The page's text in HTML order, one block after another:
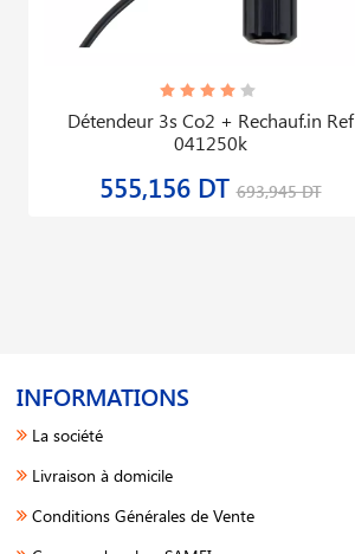
Détendeur 3s Co2 + Rechauf.in Ref
041250k
555,156 DT693,945 DT
INFORMATIONS
La société
Livraison à domicile
Conditions Générales de Vente